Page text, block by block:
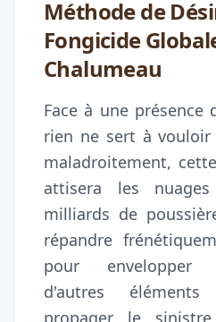
Méthode de
Fongicide
Chalumeau
Face à une présence
rien ne sert à
maladroitement,
attisera les
milliards de
répandre
pour envelopper
d'autres
propager le